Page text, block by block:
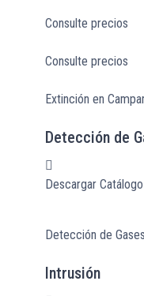
Consulte precios
Consulte precios
Extinción en
Detección de
Descargar Catálogo
Detección de
Intrusión